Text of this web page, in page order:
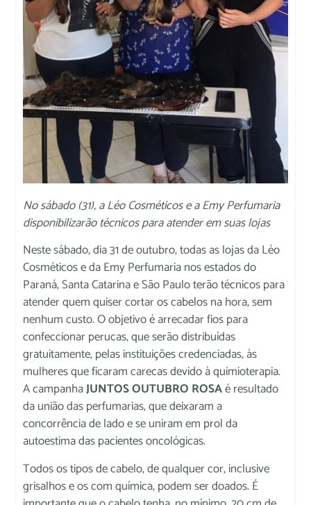
No sábado (31), a Léo Cosméticos e a Emy Perfumaria
disponibilizarão técnicos para atender em suas lojas
Neste sábado, dia 31 de outubro, todas as lojas da Léo
Cosméticos e da Emy Perfumaria nos estados do
Paraná, Santa Catarina e São Paulo terão técnicos para
atender quem quiser cortar os cabelos na hora, sem
nenhum custo. O objetivo é arrecadar fios para
confeccionar perucas, que serão distribuídas
gratuitamente, pelas instituições credenciadas, às
mulheres que ficaram carecas devido à quimioterapia.
A campanhaJUNTOS OUTUBRO ROSAé resultado
da união das perfumarias, que deixaram a
concorrência de lado e se uniram em prol da
autoestima das pacientes oncológicas.
Todos os tipos de cabelo, de qualquer cor, inclusive
grisalhos e os com química, podem ser doados. É